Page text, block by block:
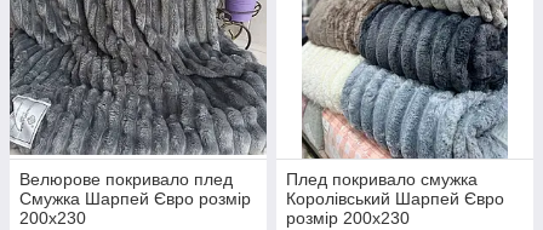
Велюрове покривало плед
Смужка Шарпей Євро розмір
200х230
Плед покривало смужка
Королівський Шарпей Євро
розмір 200х230